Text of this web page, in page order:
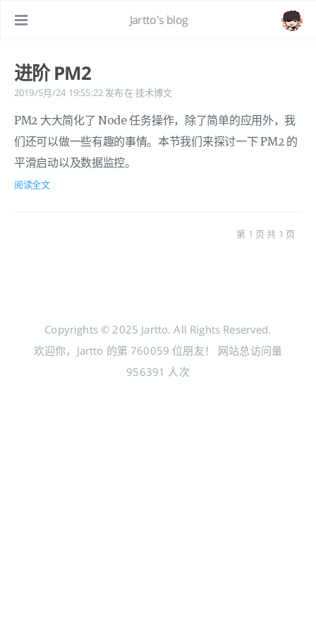
Jartto's blog
进阶 PM2
2019/5月/24 19:55:22 发布在 技术博文
PM2 大大简化了 Node 任务操作，除了简单的应用外，我
们还可以做一些有趣的事情。本节我们来探讨一下 PM2 的
平滑启动以及数据监控。
阅读全文
第 1 页 共 1 页
Copyrights © 2025 Jartto. All Rights Reserved.
欢迎你，Jartto 的第 760059 位朋友！ 网站总访问量
956391 人次